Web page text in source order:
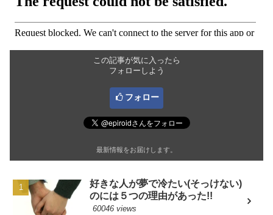
この記事が気に入ったら
フォローしよう
フォロー
最新情報をお届けします。
好きな人が夢で冷たい(そっけない)
のには５つの理由があった!!
60046 views